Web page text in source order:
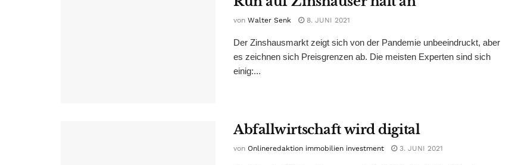
von Walter Senk 8. JUNI 2021
Der Zinshausmarkt zeigt sich von der Pandemie unbeeindruckt, aber
es zeichnen sich Preisgrenzen ab. Die meisten Experten sind sich
einig:...
Abfallwirtschaft wird digital
von Onlineredaktion immobilien investment 3. JUNI 2021